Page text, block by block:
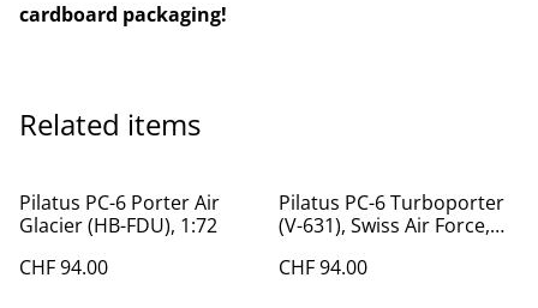
cardboard packaging!
Related items
Pilatus PC-6 Porter Air
Glacier (HB-FDU), 1:72
CHF 94.00
Pilatus PC-6 Turboporter
(V-631), Swiss Air Force,
CHF 94.00